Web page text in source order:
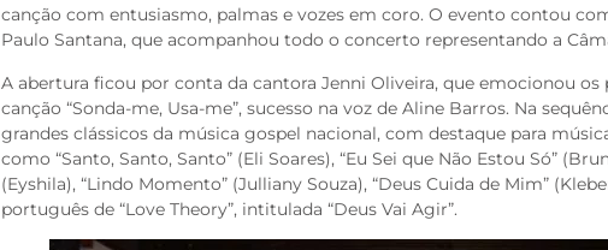
canção com entusiasmo, palmas e vozes em coro. O evento contou
Paulo Santana, que acompanhou todo o concerto representando a
A abertura ficou por conta da cantora Jenni Oliveira, que emocionou os
canção “Sonda-me, Usa-me”, sucesso na voz de Aline Barros. Na
grandes clássicos da música gospel nacional, com destaque para
como “Santo, Santo, Santo” (Eli Soares), “Eu Sei que Não Estou Só”
(Eyshila), “Lindo Momento” (Julliany Souza), “Deus Cuida de Mim”
português de “Love Theory”, intitulada “Deus Vai Agir”.